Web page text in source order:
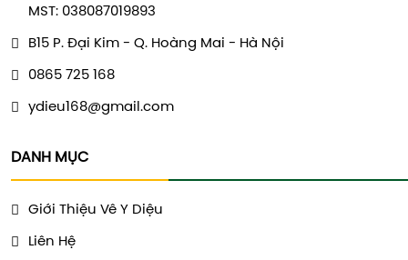
MST: 038087019893
B15 P. Đại Kim - Q. Hoàng Mai - Hà Nội
0865 725 168
ydieu168@gmail.com
DANH MỤC
Giới Thiệu Vê Y Diệu
Liên Hệ